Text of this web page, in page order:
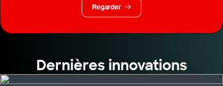
Regarder
Dernières innovations